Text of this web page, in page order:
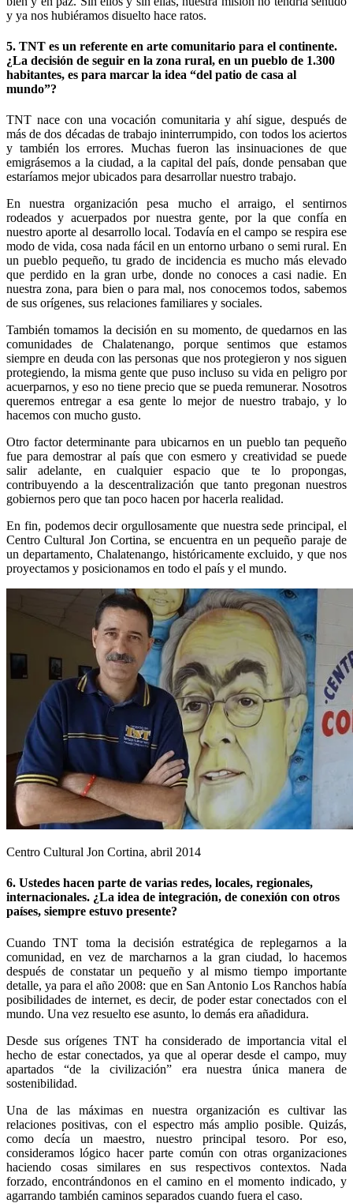
y ya nos hubiéramos disuelto hace ratos.
5. TNT es un referente en arte comunitario para el continente.
¿La decisión de seguir en la zona rural, en un pueblo de 1.300
habitantes, es para marcar la idea “del patio de casa al
mundo”?
TNT nace con una vocación comunitaria y ahí sigue, después de
más de dos décadas de trabajo ininterrumpido, con todos los aciertos
y también los errores. Muchas fueron las insinuaciones de que
emigrásemos a la ciudad, a la capital del país, donde pensaban que
estaríamos mejor ubicados para desarrollar nuestro trabajo.
En nuestra organización pesa mucho el arraigo, el sentirnos
rodeados y acuerpados por nuestra gente, por la que confía en
nuestro aporte al desarrollo local. Todavía en el campo se respira ese
modo de vida, cosa nada fácil en un entorno urbano o semi rural. En
un pueblo pequeño, tu grado de incidencia es mucho más elevado
que perdido en la gran urbe, donde no conoces a casi nadie. En
nuestra zona, para bien o para mal, nos conocemos todos, sabemos
de sus orígenes, sus relaciones familiares y sociales.
También tomamos la decisión en su momento, de quedarnos en las
comunidades de Chalatenango, porque sentimos que estamos
siempre en deuda con las personas que nos protegieron y nos siguen
protegiendo, la misma gente que puso incluso su vida en peligro por
acuerparnos, y eso no tiene precio que se pueda remunerar. Nosotros
queremos entregar a esa gente lo mejor de nuestro trabajo, y lo
hacemos con mucho gusto.
Otro factor determinante para ubicarnos en un pueblo tan pequeño
fue para demostrar al país que con esmero y creatividad se puede
salir adelante, en cualquier espacio que te lo propongas,
contribuyendo a la descentralización que tanto pregonan nuestros
gobiernos pero que tan poco hacen por hacerla realidad.
En fin, podemos decir orgullosamente que nuestra sede principal, el
Centro Cultural Jon Cortina, se encuentra en un pequeño paraje de
un departamento, Chalatenango, históricamente excluido, y que nos
proyectamos y posicionamos en todo el país y el mundo.
Centro Cultural Jon Cortina, abril 2014
6. Ustedes hacen parte de varias redes, locales, regionales,
internacionales. ¿La idea de integración, de conexión con otros
países, siempre estuvo presente?
Cuando TNT toma la decisión estratégica de replegarnos a la
comunidad, en vez de marcharnos a la gran ciudad, lo hacemos
después de constatar un pequeño y al mismo tiempo importante
detalle, ya para el año 2008: que en San Antonio Los Ranchos había
posibilidades de internet, es decir, de poder estar conectados con el
mundo. Una vez resuelto ese asunto, lo demás era añadidura.
Desde sus orígenes TNT ha considerado de importancia vital el
hecho de estar conectados, ya que al operar desde el campo, muy
apartados “de la civilización” era nuestra única manera de
sostenibilidad.
Una de las máximas en nuestra organización es cultivar las
relaciones positivas, con el espectro más amplio posible. Quizás,
como decía un maestro, nuestro principal tesoro. Por eso,
consideramos lógico hacer parte común con otras organizaciones
haciendo cosas similares en sus respectivos contextos. Nada
forzado, encontrándonos en el camino en el momento indicado, y
agarrando también caminos separados cuando fuera el caso.